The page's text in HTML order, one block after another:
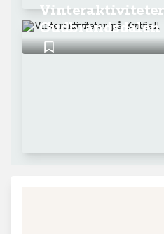
Gudbrandsdalen